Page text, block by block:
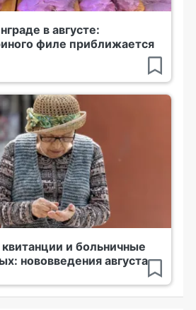
в августе:
филе приближается
и больничные
нововведения августа